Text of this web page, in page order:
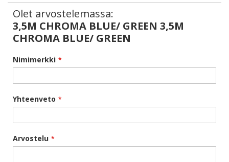
Olet arvostelemassa:
3,5M CHROMA BLUE/ GREEN 3,5M
CHROMA BLUE/ GREEN
Nimimerkki
Yhteenveto
Arvostelu